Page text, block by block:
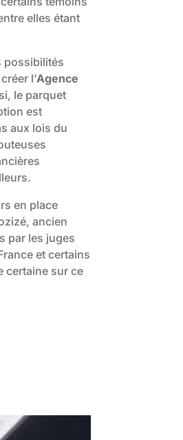
elles étant
possibilités
l’Agence
le parquet
est
aux lois du
en place
ancien
par les juges
et certains
certaine sur ce